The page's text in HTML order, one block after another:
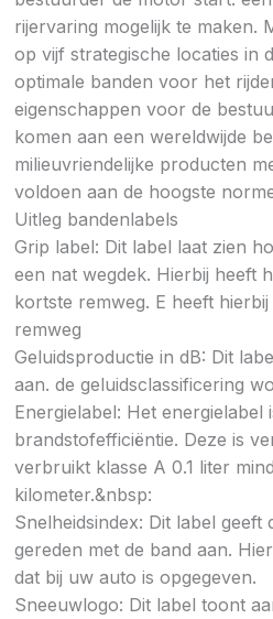
rijervaring mogelijk te maken.
op vijf strategische locaties in
optimale banden voor het
eigenschappen voor de
komen aan een wereldwijde
milieuvriendelijke producten
voldoen aan de hoogste
Uitleg bandenlabels
Grip label: Dit label laat zien
een nat wegdek. Hierbij heeft
kortste remweg. E heeft
remweg
Geluidsproductie in dB: Dit
aan. de geluidsclassificering
Energielabel: Het energielabel
brandstofefficiëntie. Deze is
verbruikt klasse A 0.1 liter
kilometer.&nbsp:
Snelheidsindex: Dit label
gereden met de band aan.
dat bij uw auto is opgegeven.
Sneeuwlogo: Dit label toont